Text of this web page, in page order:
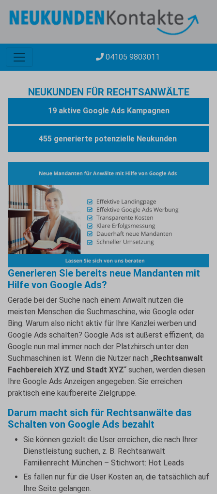
04105 9803011
NEUKUNDEN FÜR RECHTSANWÄLTE
19 aktive Google Ads Kampagnen
455 generierte potenzielle Neukunden
Generieren Sie bereits neue Mandanten mit
Hilfe von Google Ads?
Gerade bei der Suche nach einem Anwalt nutzen die
meisten Menschen die Suchmaschine, wie Google oder
Bing. Warum also nicht aktiv für Ihre Kanzlei werben und
Google Ads schalten? Google Ads ist äußerst effizient, da
Google nun mal immer noch der Platzhirsch unter den
Suchmaschinen ist. Wenn die Nutzer nach „ Rechtsanwalt
Fachbereich XYZ und Stadt XYZ“ suchen, werden diesen
Ihre Google Ads Anzeigen angegeben. Sie erreichen
praktisch eine kaufbereite Zielgruppe.
Darum macht sich für Rechtsanwälte das
Schalten von Google Ads bezahlt
Sie können gezielt die User erreichen, die nach Ihrer
Dienstleistung suchen, z. B. Rechtsanwalt
Familienrecht München – Stichwort: Hot Leads
Es fallen nur für die User Kosten an, die tatsächlich auf
Ihre Seite gelangen.